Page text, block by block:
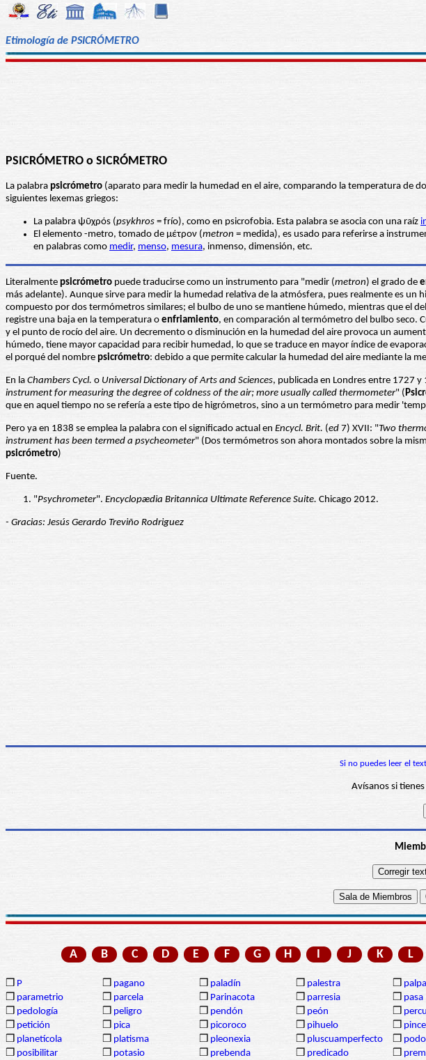
Etimología de PSICRÓMETRO
PSICRÓMETRO o SICRÓMETRO
La palabra psicrómetro (aparato para medir la humedad en el aire, comparando la temperatura de
siguientes lexemas griegos:
La palabra ψῡχρόs (psykhros = frío), como en psicrofobia. Esta palabra se asocia con una raíz
El elemento -metro, tomado de μέτρον (metron = medida), es usado para referirse a
en palabras como medir, menso, mesura, inmenso, dimensión, etc.
Literalmente psicrómetro puede traducirse como un instrumento para "medir (metron) el grado de
más adelante). Aunque sirve para medir la humedad relativa de la atmósfera, pues realmente es
compuesto por dos termómetros similares; el bulbo de uno se mantiene húmedo, mientras que el
registre una baja en la temperatura o enfriamiento, en comparación al termómetro del bulbo seco.
y el punto de rocío del aire. Un decremento o disminución en la humedad del aire provoca un
húmedo, tiene mayor capacidad para recibir humedad, lo que se traduce en mayor índice de
el porqué del nombre psicrómetro: debido a que permite calcular la humedad del aire mediante la
En la Chambers Cycl. o Universal Dictionary of Arts and Sciences, publicada en Londres entre 1727
instrument for measuring the degree of coldness of the air; more usually called thermometer" (
que en aquel tiempo no se refería a este tipo de higrómetros, sino a un termómetro para medir
Pero ya en 1838 se emplea la palabra con el significado actual en Encycl. Brit. (ed 7) XVII: "Two
instrument has been termed a psycheometer" (Dos termómetros son ahora montados sobre la
psicrómetro)
Fuente.
"Psychrometer". Encyclopædia Britannica Ultimate Reference Suite. Chicago 2012.
- Gracias: Jesús Gerardo Treviño Rodriguez
Si no puedes leer el
Avísanos si
A B C D E F G H I J K L
❒ P ❒ pagano ❒ paladín ❒ palestra ❒
❒ parametrio ❒ parcela ❒ Parinacota ❒ parresia ❒ pasa
❒ pedología ❒ peligro ❒ pendón ❒ peón ❒
❒ petición ❒ pica ❒ picoroco ❒ pihuelo ❒
❒ planetícola ❒ platisma ❒ pleonexia ❒ pluscuamperfecto ❒
❒ posibilitar ❒ potasio ❒ prebenda ❒ predicado ❒